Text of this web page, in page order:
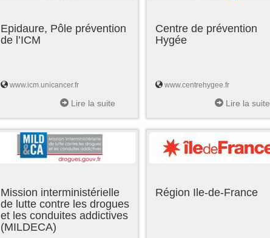
Epidaure, Pôle prévention
de l’ICM
www.icm.unicancer.fr
Lire la suite
Centre de prévention
Hygée
www.centrehygee.fr
Lire la suite
Mission interministérielle
de lutte contre les drogues
et les conduites addictives
(MILDECA)
Région Ile-de-France